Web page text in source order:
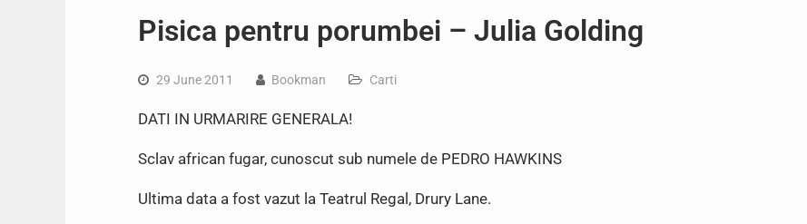
Pisica pentru porumbei – Julia Golding
29 June 2011 Bookman Carti
DATI IN URMARIRE GENERALA!
Sclav african fugar, cunoscut sub numele de PEDRO HAWKINS
Ultima data a fost vazut la Teatrul Regal, Drury Lane.